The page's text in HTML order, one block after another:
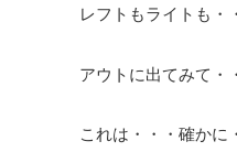
レフトもライトも・
アウトに出てみて・
これは・・・確かに